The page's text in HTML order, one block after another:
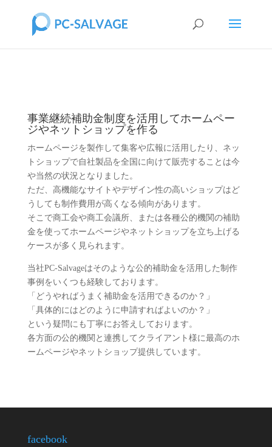
事業継続補助金制度を活用してホームペー
ジやネットショップを作る
ホームページを製作して集客や広報に活用したり、ネッ
トショップで自社製品を全国に向けて販売することは今
や当然の状況となりました。
ただ、高機能なサイトやデザイン性の高いショップはど
うしても制作費用が高くなる傾向があります。
そこで商工会や商工会議所、または各種公的機関の補助
金を使ってホームページやネットショップを立ち上げる
ケースが多く見られます。
当社PC-Salvageはそのような公的補助金を活用した制作
事例をいくつも経験しております。
「どうやればうまく補助金を活用できるのか？」
「具体的にはどのように申請すればよいのか？」
という疑問にも丁寧にお答えしております。
各方面の公的機関と連携してクライアント様に最高のホ
ームページやネットショップ提供しています。
facebook